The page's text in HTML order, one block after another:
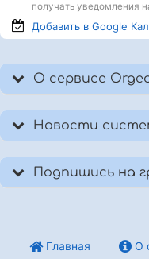
получать уведомления
Добавить в Google
О сервисе
Новости
Подпишись на
Главная О